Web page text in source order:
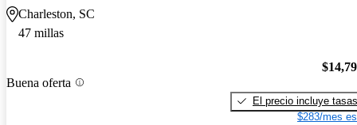
Charleston, SC
47 millas
Buena oferta
El precio incluye tasas
$283/mes